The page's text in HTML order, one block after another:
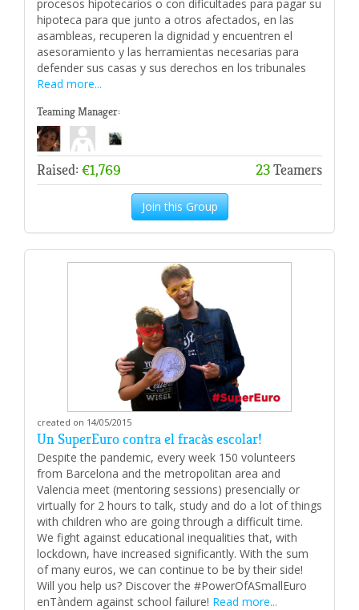
procesos hipotecarios o con dificultades para pagar su
hipoteca para que junto a otros afectados, en las
asambleas, recuperen la dignidad y encuentren el
asesoramiento y las herramientas necesarias para
defender sus casas y sus derechos en los tribunales
Read more...
Teaming Manager:
Raised: €1,769 23Teamers
Join this Group
created on 14/05/2015
Un SuperEuro contra el fracàs escolar!
Despite the pandemic, every week 150 volunteers
from Barcelona and the metropolitan area and
Valencia meet (mentoring sessions) presencially or
virtually for 2 hours to talk, study and do a lot of things
with children who are going through a difficult time.
We fight against educational inequalities that, with
lockdown, have increased significantly. With the sum
of many euros, we can continue to be by their side!
Will you help us? Discover the #PowerOfASmallEuro
enTàndem against school failure! Read more...